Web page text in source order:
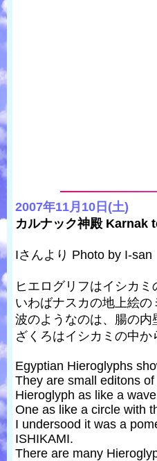
2007年11月10日(土)
カルナック神殿
Iさんより Photo by I-san
ヒエログリフはイシカ
いわばナスカの地上絵の
波のようなのは、腸の内
ざくろはイシカミの中
Egyptian Hieroglyphs
They are small editons
Hieroglyph as like a
One as like a circle with
I undersood it was a
ISHIKAMI.
There are many